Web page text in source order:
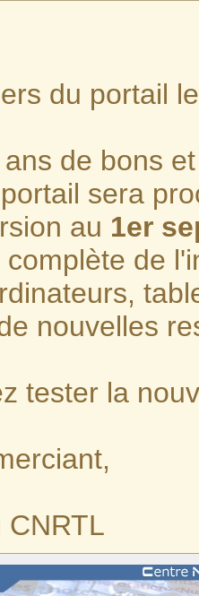
du portail
de bons
sera
au 1er
de
nouvelles
tester la
CNRTL